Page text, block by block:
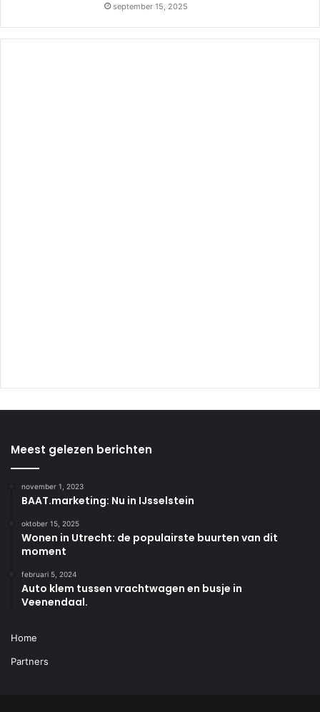
september 15, 2025
Meest gelezen berichten
november 1, 2023
BAAT.marketing: Nu in IJsselstein
oktober 15, 2025
Wonen in Utrecht: de populairste buurten van dit
moment
februari 5, 2024
Auto klem tussen vrachtwagen en busje in
Veenendaal.
Home
Partners